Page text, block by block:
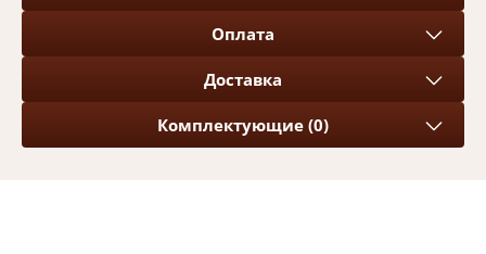
Оплата
Доставка
Комплектующие (0)